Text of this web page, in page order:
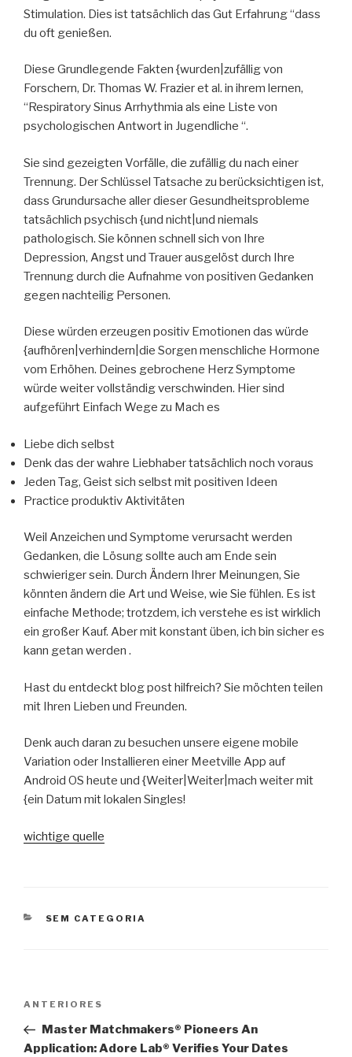
Stimulation. Dies ist tatsächlich das Gut Erfahrung “dass
du oft genießen.
Diese Grundlegende Fakten {wurden|zufällig von
Forschern, Dr. Thomas W. Frazier et al. in ihrem lernen,
“Respiratory Sinus Arrhythmia als eine Liste von
psychologischen Antwort in Jugendliche “.
Sie sind gezeigten Vorfälle, die zufällig du nach einer
Trennung. Der Schlüssel Tatsache zu berücksichtigen ist,
dass Grundursache aller dieser Gesundheitsprobleme
tatsächlich psychisch {und nicht|und niemals
pathologisch. Sie können schnell sich von Ihre
Depression, Angst und Trauer ausgelöst durch Ihre
Trennung durch die Aufnahme von positiven Gedanken
gegen nachteilig Personen.
Diese würden erzeugen positiv Emotionen das würde
{aufhören|verhindern|die Sorgen menschliche Hormone
vom Erhöhen. Deines gebrochene Herz Symptome
würde weiter vollständig verschwinden. Hier sind
aufgeführt Einfach Wege zu Mach es
Liebe dich selbst
Denk das der wahre Liebhaber tatsächlich noch voraus
Jeden Tag, Geist sich selbst mit positiven Ideen
Practice produktiv Aktivitäten
Weil Anzeichen und Symptome verursacht werden
Gedanken, die Lösung sollte auch am Ende sein
schwieriger sein. Durch Ändern Ihrer Meinungen, Sie
könnten ändern die Art und Weise, wie Sie fühlen. Es ist
einfache Methode; trotzdem, ich verstehe es ist wirklich
ein großer Kauf. Aber mit konstant üben, ich bin sicher es
kann getan werden .
Hast du entdeckt blog post hilfreich? Sie möchten teilen
mit Ihren Lieben und Freunden.
Denk auch daran zu besuchen unsere eigene mobile
Variation oder Installieren einer Meetville App auf
Android OS heute und {Weiter|Weiter|mach weiter mit
{ein Datum mit lokalen Singles!
wichtige quelle
CATEGORIAS
SEM CATEGORIA
Post
Post
anterior
ANTERIORES
Master Matchmakers® Pioneers An
Application: Adore Lab® Verifies Your Dates